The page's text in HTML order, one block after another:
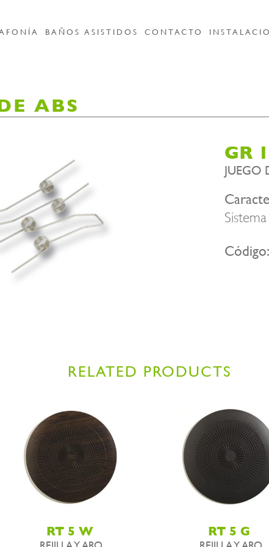
BAÑOS ASISTIDOS CONTACTO
ABS
GR
JUEGO
RELATED PRODUCTS
RT 5 W RT 5 G